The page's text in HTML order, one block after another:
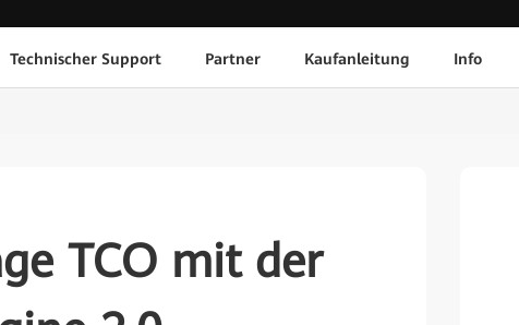
Technischer Support Partner Kaufanleitung Info
TCO mit der